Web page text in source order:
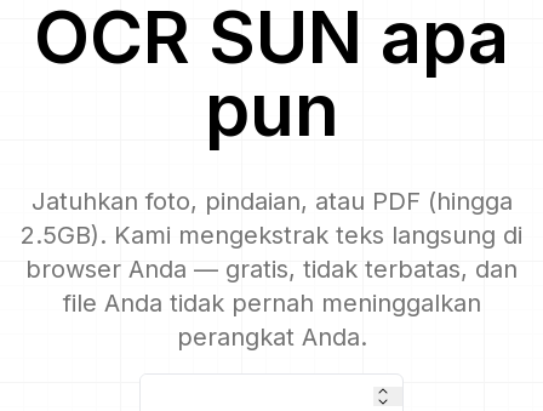
OCR SUN apa
pun
Jatuhkan foto, pindaian, atau PDF (hingga
2.5GB). Kami mengekstrak teks langsung di
browser Anda — gratis, tidak terbatas, dan
file Anda tidak pernah meninggalkan
perangkat Anda.